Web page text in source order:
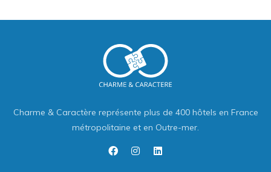
Charme & Caractère représente plus de 400 hôtels en France
métropolitaine et en Outre-mer.